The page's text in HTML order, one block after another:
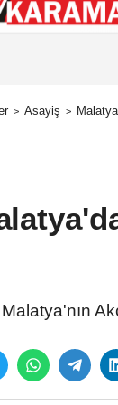
İletişim Çerez
Asayiş
Malatya'nın